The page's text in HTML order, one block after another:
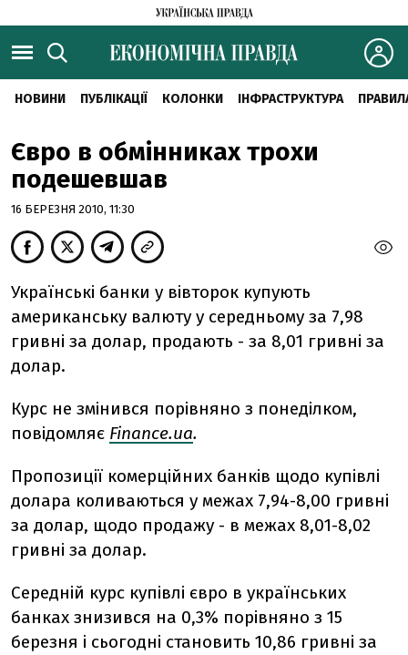
НОВИНИ ПУБЛІКАЦІЇ КОЛОНКИ ІНФРАСТРУКТУРА
Євро в обмінниках трохи
подешевшав
16 БЕРЕЗНЯ 2010, 11:30
Українські банки у вівторок купують
американську валюту у середньому за 7,98
гривні за долар, продають - за 8,01 гривні за
долар.
Курс не змінився порівняно з понеділком,
повідомляє Finance.ua.
Пропозиції комерційних банків щодо купівлі
долара коливаються у межах 7,94-8,00 гривні
за долар, щодо продажу - в межах 8,01-8,02
гривні за долар.
Середній курс купівлі євро в українських
банках знизився на 0,3% порівняно з 15
березня і сьогодні становить 10,86 гривні за